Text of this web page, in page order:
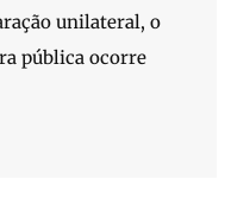
unilateral, o
pública ocorre